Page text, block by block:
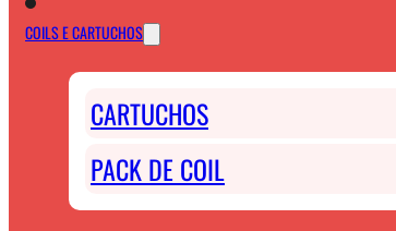
COILS E CARTUCHOS
CARTUCHOS
PACK DE COIL